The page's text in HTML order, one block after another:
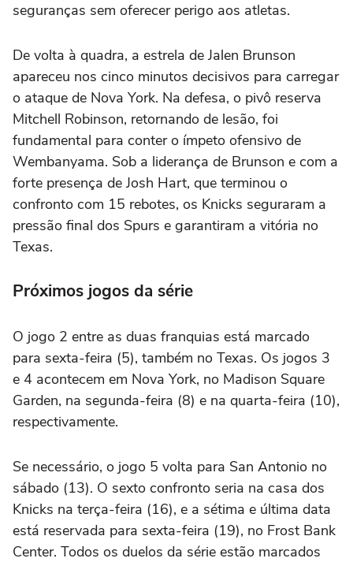
seguranças sem oferecer perigo aos atletas.
De volta à quadra, a estrela de Jalen Brunson
apareceu nos cinco minutos decisivos para carregar
o ataque de Nova York. Na defesa, o pivô reserva
Mitchell Robinson, retornando de lesão, foi
fundamental para conter o ímpeto ofensivo de
Wembanyama. Sob a liderança de Brunson e com a
forte presença de Josh Hart, que terminou o
confronto com 15 rebotes, os Knicks seguraram a
pressão final dos Spurs e garantiram a vitória no
Texas.
Próximos jogos da série
O jogo 2 entre as duas franquias está marcado
para sexta-feira (5), também no Texas. Os jogos 3
e 4 acontecem em Nova York, no Madison Square
Garden, na segunda-feira (8) e na quarta-feira (10),
respectivamente.
Se necessário, o jogo 5 volta para San Antonio no
sábado (13). O sexto confronto seria na casa dos
Knicks na terça-feira (16), e a sétima e última data
está reservada para sexta-feira (19), no Frost Bank
Center. Todos os duelos da série estão marcados